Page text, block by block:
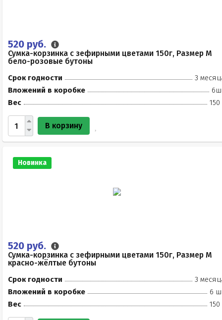
520 руб.
Сумка-корзинка с зефирными цветами 150г, Размер М
бело-розовые бутоны
Срок годности
3
Вложений в коробке
Вес
150
В корзину
Новинка
520 руб.
Сумка-корзинка с зефирными цветами 150г, Размер М
красно-жёлтые бутоны
Срок годности
3
Вложений в коробке
6
Вес
150